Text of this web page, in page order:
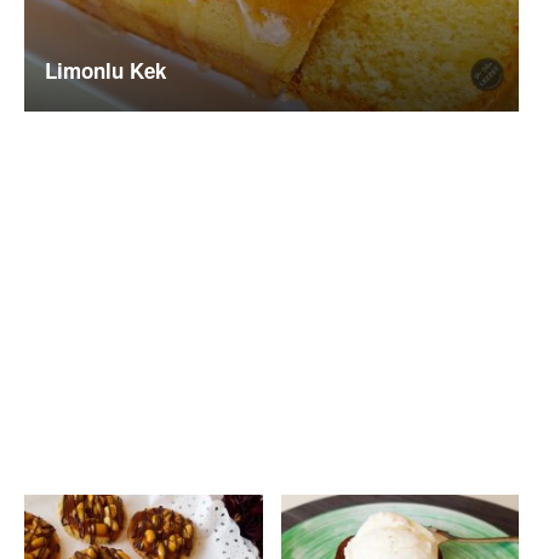
Limonlu Kek